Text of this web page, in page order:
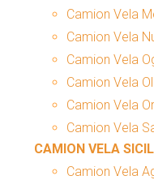
Camion Vela
Camion Vela
Camion Vela
Camion Vela
Camion Vela
Camion Vela
CAMION VELA
Camion Vela